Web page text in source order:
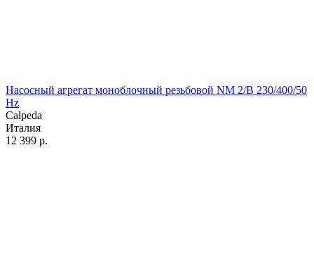
Насосный агрегат моноблочный резьбовой NM 2/B 230/400/50
Hz
Calpeda
Италия
12 399 р.